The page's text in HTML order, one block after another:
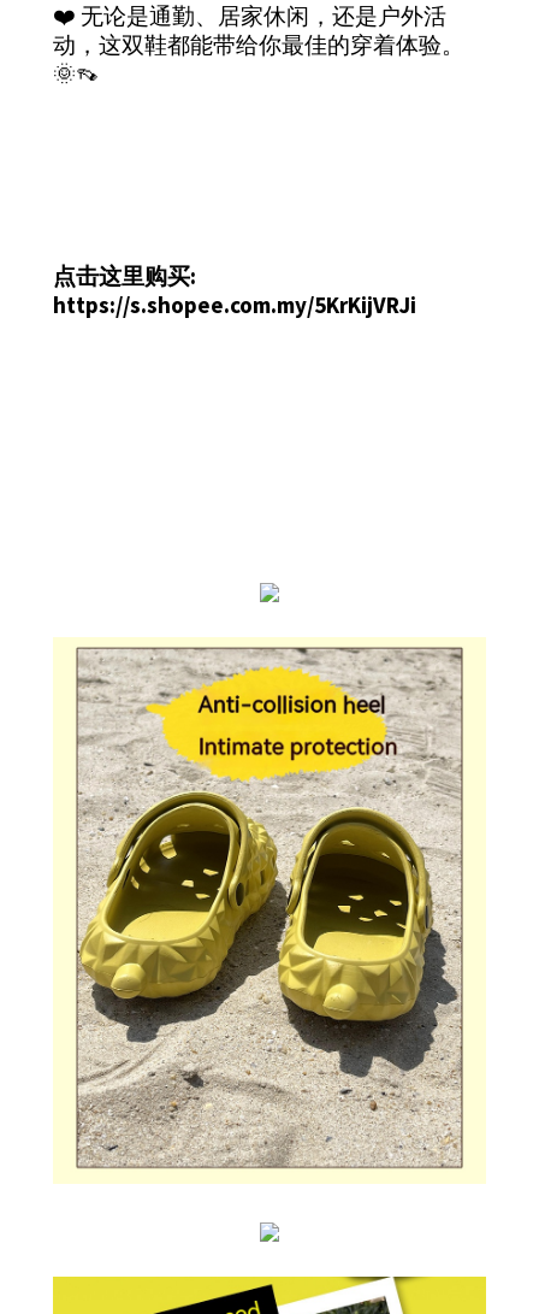
❤️ 无论是通勤、居家休闲，还是户外活
动，这双鞋都能带给你最佳的穿着体验。
🌞👡
点击这里购买:
https://s.shopee.com.my/5KrKijVRJi